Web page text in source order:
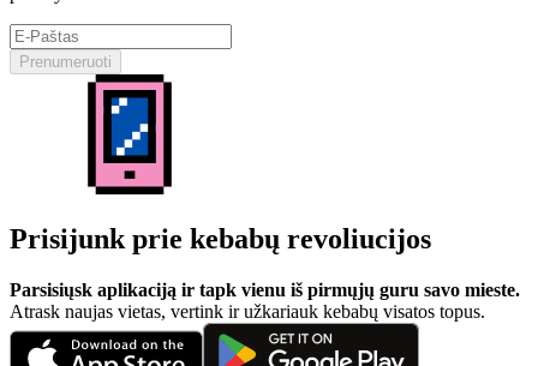
Prenumeruoti
Prisijunk prie kebabų revoliucijos
Parsisiųsk aplikaciją ir tapk vienu iš pirmųjų guru savo mieste.
Atrask naujas vietas, vertink ir užkariauk kebabų visatos topus.